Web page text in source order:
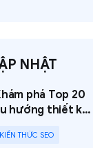
NHẬT
phá Top 20
hướng thiết kế
khuấy đảo năm
KIẾN THỨC SEO